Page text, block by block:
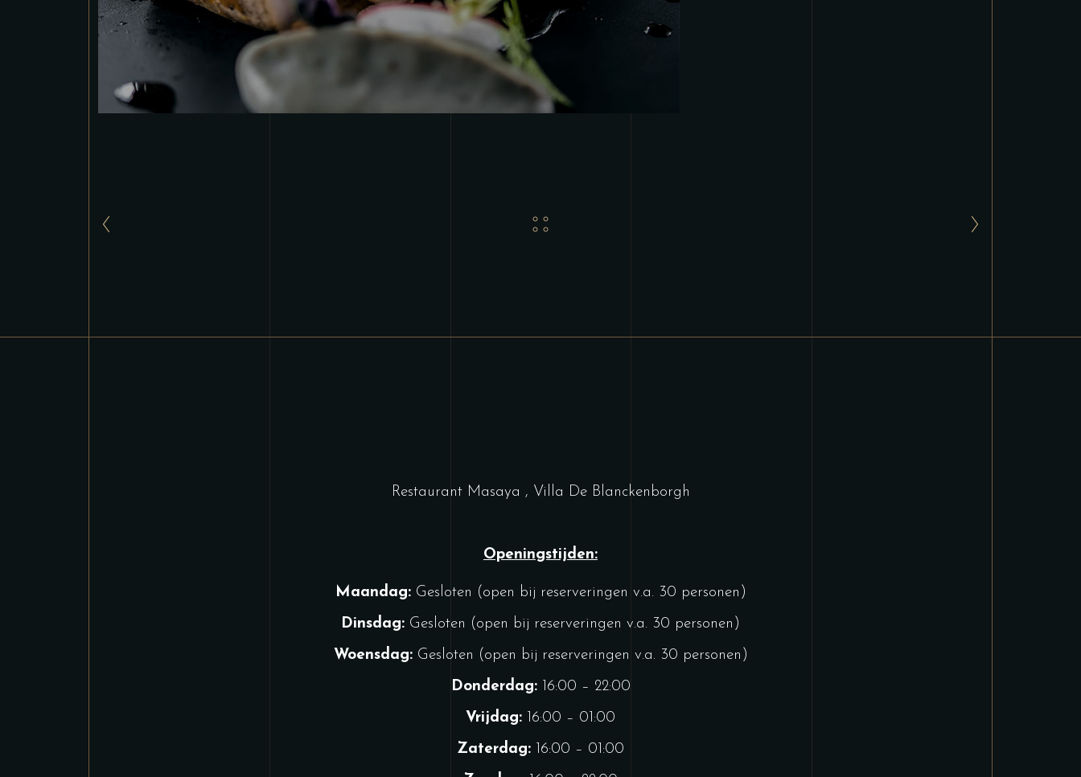
Restaurant Masaya , Villa De Blanckenborgh
Openingstijden:
Maandag:Gesloten (open bij reserveringen v.a. 30 personen)
Dinsdag: Gesloten (open bij reserveringen v.a. 30 personen)
Woensdag:Gesloten (open bij reserveringen v.a. 30 personen)
Donderdag:16:00 – 22:00
Vrijdag: 16:00 – 01:00
Zaterdag: 16:00 – 01:00